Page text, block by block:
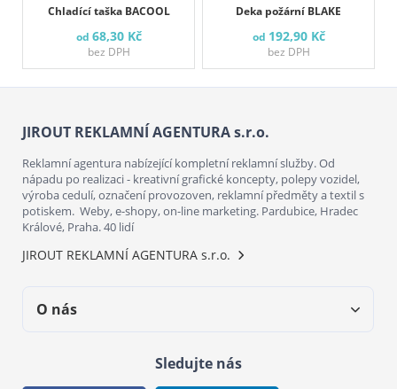
Chladící taška BACOOL
od 68,30 Kč
bez DPH
Deka požární BLAKE
od 192,90 Kč
bez DPH
JIROUT REKLAMNÍ AGENTURA s.r.o.
Reklamní agentura nabízející kompletní reklamní služby. Od
nápadu po realizaci - kreativní grafické koncepty, polepy vozidel,
výroba cedulí, označení provozoven, reklamní předměty a textil s
potiskem. Weby, e-shopy, on-line marketing. Pardubice, Hradec
Králové, Praha. 40 lidí
JIROUT REKLAMNÍ AGENTURA s.r.o.
O nás
Sledujte nás